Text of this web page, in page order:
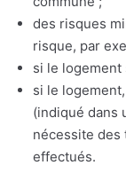
des risques
risque, par
si le
si le
(indiqué dans
nécessite des
effectués.